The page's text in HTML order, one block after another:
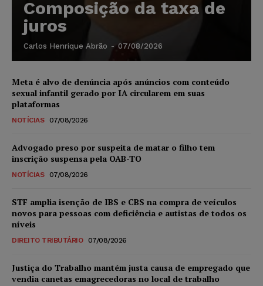
Composição da taxa de
juros
Carlos Henrique Abrão - 07/08/2026
Meta é alvo de denúncia após anúncios com conteúdo
sexual infantil gerado por IA circularem em suas
plataformas
NOTÍCIAS 07/08/2026
Advogado preso por suspeita de matar o filho tem
inscrição suspensa pela OAB-TO
NOTÍCIAS 07/08/2026
STF amplia isenção de IBS e CBS na compra de veículos
novos para pessoas com deficiência e autistas de todos os
níveis
DIREITO TRIBUTÁRIO 07/08/2026
Justiça do Trabalho mantém justa causa de empregado que
vendia canetas emagrecedoras no local de trabalho